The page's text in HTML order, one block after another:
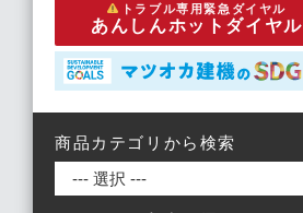
トラブル専用緊急ダイヤル
あんしんホットダイヤル
商品カテゴリから検索